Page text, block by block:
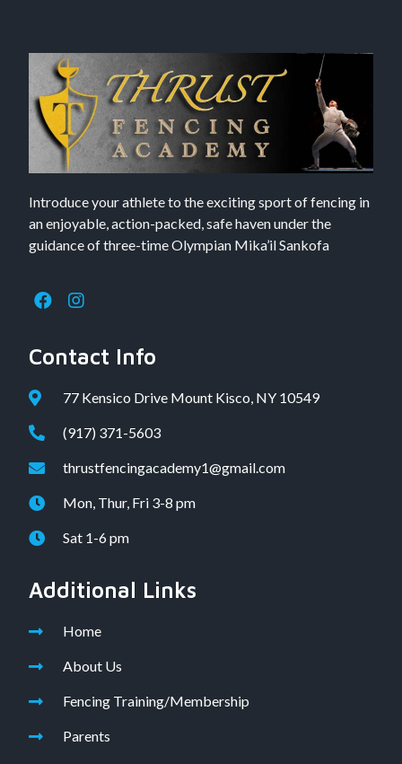
Introduce your athlete to the exciting sport of fencing in
an enjoyable, action-packed, safe haven under the
guidance of three-time Olympian Mika’il Sankofa
Contact Info
77 Kensico Drive Mount Kisco, NY 10549
(917) 371-5603
thrustfencingacademy1@gmail.com
Mon, Thur, Fri 3-8 pm
Sat 1-6 pm
Additional Links
Home
About Us
Fencing Training/Membership
Parents